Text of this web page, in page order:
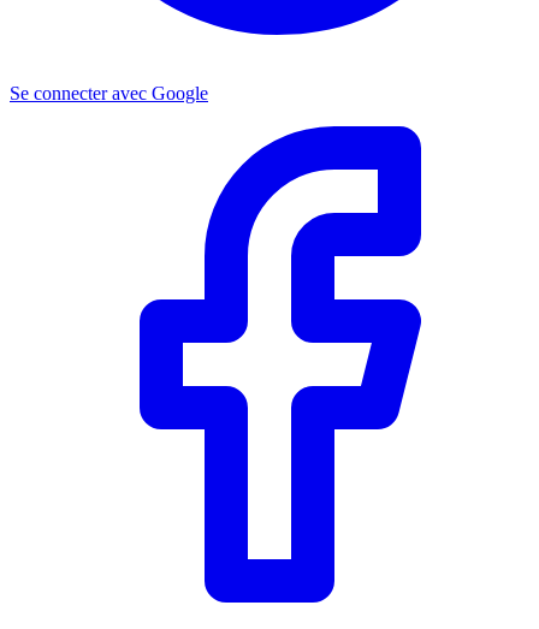
Se connecter avec Google